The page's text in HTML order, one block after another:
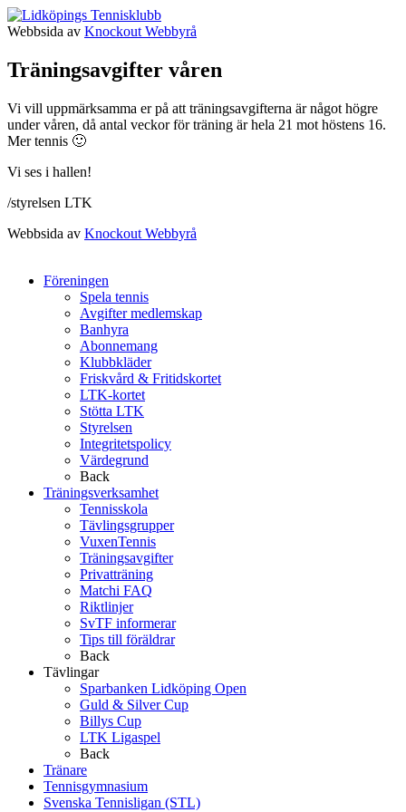
Webbsida av Knockout Webbyrå
Träningsavgifter våren
Vi vill uppmärksamma er på att träningsavgifterna är något högre
under våren, då antal veckor för träning är hela 21 mot höstens 16.
Mer tennis 🙂
Vi ses i hallen!
/styrelsen LTK
Webbsida av Knockout Webbyrå
Föreningen
Spela tennis
Avgifter medlemskap
Banhyra
Abonnemang
Klubbkläder
Friskvård & Fritidskortet
LTK-kortet
Stötta LTK
Styrelsen
Integritetspolicy
Värdegrund
Back
Träningsverksamhet
Tennisskola
Tävlingsgrupper
VuxenTennis
Träningsavgifter
Privatträning
Matchi FAQ
Riktlinjer
SvTF informerar
Tips till föräldrar
Back
Tävlingar
Sparbanken Lidköping Open
Guld & Silver Cup
Billys Cup
LTK Ligaspel
Back
Tränare
Tennisgymnasium
Svenska Tennisligan (STL)